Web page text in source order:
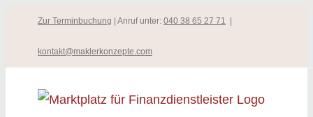
springen
Zur Terminbuchung | Anruf unter: 040 38 65 27 71
kontakt@maklerkonzepte.com